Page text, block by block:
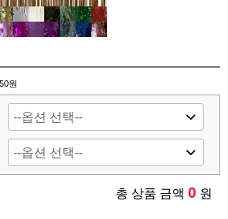
원
총 상품 금액 0 원